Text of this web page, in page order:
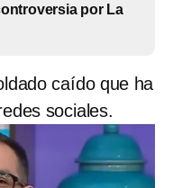
por La
caído que ha
sociales.